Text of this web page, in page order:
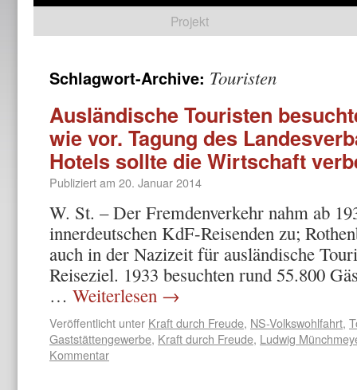
Projekt
Schlagwort-Archive: Touristen
Ausländische Touristen
wie vor. Tagung des
Hotels sollte die Wirtschaft
Publiziert am 20. Januar 2014
W. St. – Der Fremdenverkehr nahm ab
innerdeutschen KdF-Reisenden zu;
auch in der Nazizeit für ausländische
Reiseziel. 1933 besuchten rund 55.800
… Weiterlesen →
Veröffentlicht unter Kraft durch Freude, NS-Volkswohlfahrt,
Gaststättengewerbe, Kraft durch Freude, Ludwig
Kommentar